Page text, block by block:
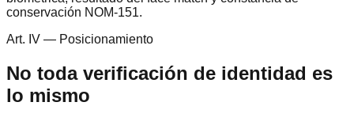
conservación NOM-151.
Art. IV — Posicionamiento
No toda verificación de identidad es
lo mismo